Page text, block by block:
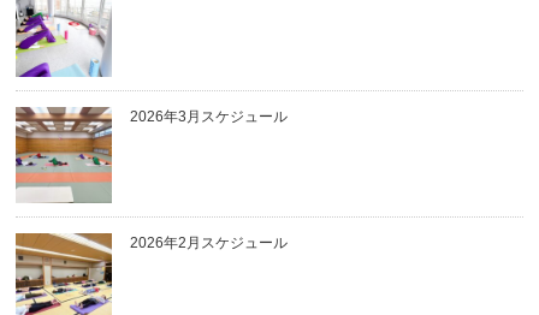
2026年3月スケジュール
2026年2月スケジュール